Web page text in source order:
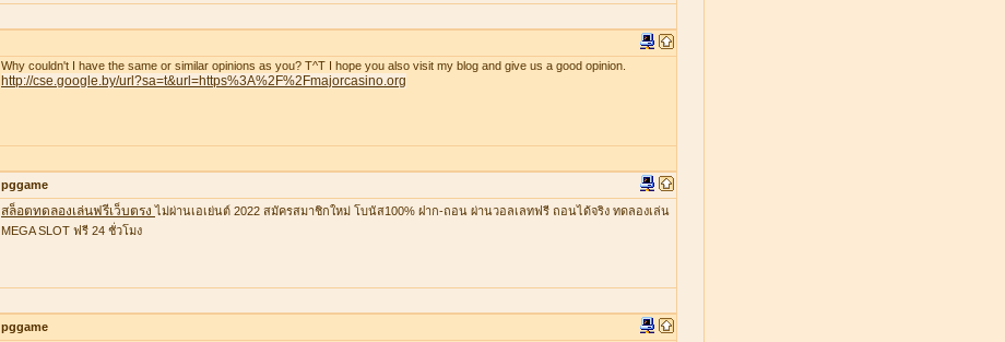
Why couldn't I have the same or similar opinions as you? T^T I hope you also visit my blog and give us a good opinion.
http://cse.google.by/url?sa=t&url=https%3A%2F%2Fmajorcasino.org
pggame
สล็อตทดลองเล่นฟรีเว็บตรงไม่ผ่านเอเย่นต์ 2022 สมัครสมาชิกใหม่ โบนัส100% ฝาก-ถอน ผ่านวอลเลทฟรี ถอนได้จริง ทดลองเล่น
MEGA SLOT ฟรี 24 ชั่วโมง
pggame